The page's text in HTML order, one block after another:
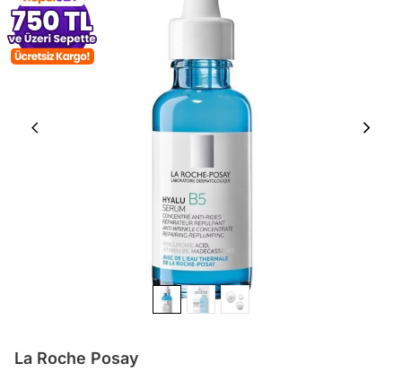
La Roche Posay